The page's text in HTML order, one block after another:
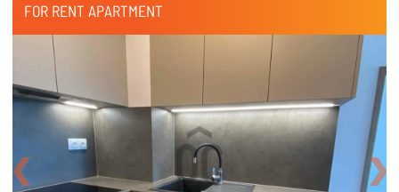
FOR RENT APARTMENT
Back